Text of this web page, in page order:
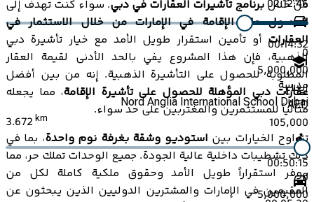
من خلال برنامج تأشيرات العقارات في دبي. سواء كنت تهدف إلى
الحصول على الإقامة في الإمارات من خلال الاستثمار في
العقارات أو تأمين استقرار طويل الأمد مع خيار تأشيرة دبي
الذهبية، فإن هذا المشروع يفي بالحد الأدنى لقيمة العقار
المطلوبة للحصول على التأشيرة الذهبية. إنه من بين أفضل
عقارات دبي المؤهلة للحصول على تأشيرة الإقامة، مما يجعله
مثالياً للمستثمرين والمغتربين على حد سواء.
تتراوح الخيارات بين استوديو وشقة بغرفة نوم واحدة، بما في
ذلك تشطيبات داخلية عالية الجودة. جميع الوحدات تملك حر، مما
يوفر استقراراً طويل الأمد وحقوق ملكية كاملة لكل من
المقيمين في الإمارات والمشترين الدوليين الذين يبحثون عن
02:12:46
00:14:32
مدرسة
Nord Anglia International School Dubai
3.672 km
00:50:15
0
5,000,000
إيداع
AED
105,000
0
5,000,000